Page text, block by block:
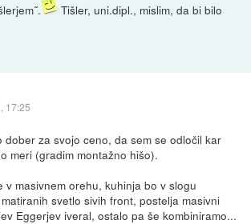
Tišler, uni.dipl., mislim, da bi bilo
17:25
dober za svojo ceno, da sem se odločil kar
meri (gradim montažno hišo).
v masivnem orehu, kuhinja bo v slogu
svetlo sivih front, postelja masivni
Eggerjev iveral, ostalo pa še kombiniramo...